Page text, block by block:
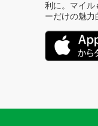
利に。マイル
ーだけの魅力